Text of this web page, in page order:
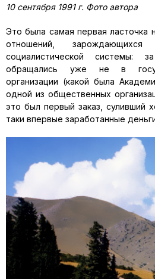
10 сентября 1991 г. Фото автора
Это была самая первая ласточка
отношений,
социалистической системы:
обращались уже не в
организации (какой была
одной из общественных
это был первый заказ, суливший
таки впервые заработанные